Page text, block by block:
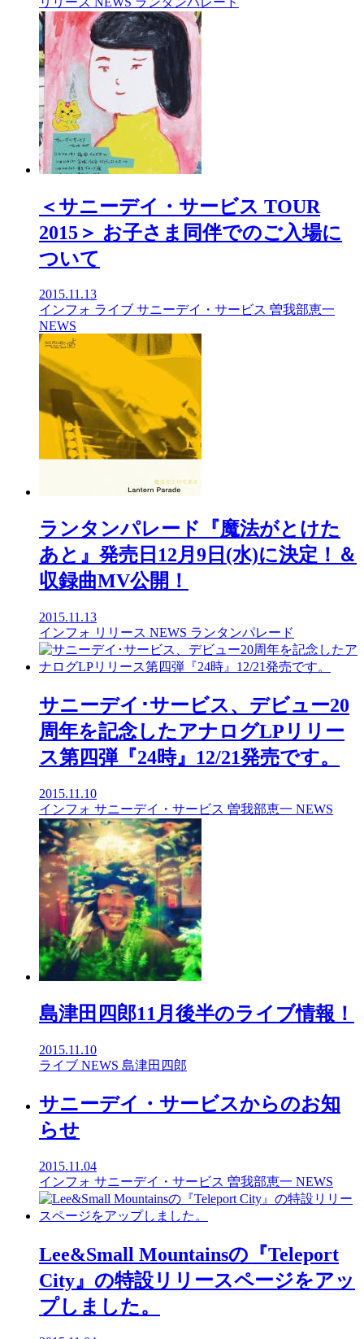
＜サニーデイ・サービス TOUR
2015＞ お子さま同伴でのご入場に
ついて
2015.11.13
インフォ ライブ サニーデイ・サービス 曽我部恵一
NEWS
ランタンパレード『魔法がとけた
あと』発売日12月9日(水)に決定！＆
収録曲MV公開！
2015.11.13
インフォ リリース NEWS ランタンパレード
サニーデイ･サービス、デビュー20
周年を記念したアナログLPリリー
ス第四弾『24時』12/21発売です。
2015.11.10
インフォ サニーデイ・サービス 曽我部恵一 NEWS
島津田四郎11月後半のライブ情報！
2015.11.10
ライブ NEWS 島津田四郎
サニーデイ・サービスからのお知
らせ
2015.11.04
インフォ サニーデイ・サービス 曽我部恵一 NEWS
Lee&Small Mountainsの『Teleport
City』の特設リリースページをアッ
プしました。